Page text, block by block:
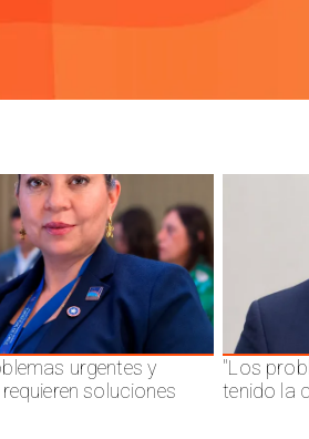
urgentes y
soluciones
"Los
tenido la